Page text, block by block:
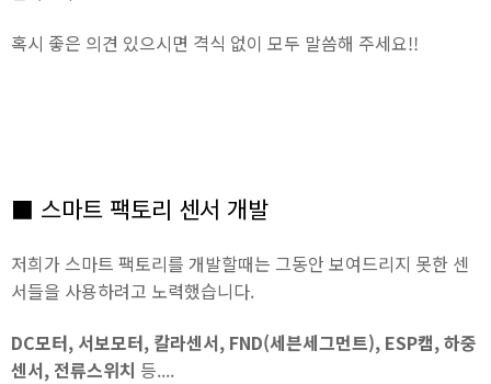
혹시 좋은 의견 있으시면 격식 없이 모두 말씀해 주세요!!
■ 스마트 팩토리 센서 개발
저희가 스마트 팩토리를 개발할때는 그동안 보여드리지 못한 센
서들을 사용하려고 노력했습니다.
DC모터, 서보모터, 칼라센서, FND(세븐세그먼트), ESP캠, 하중
센서, 전류스위치 등....